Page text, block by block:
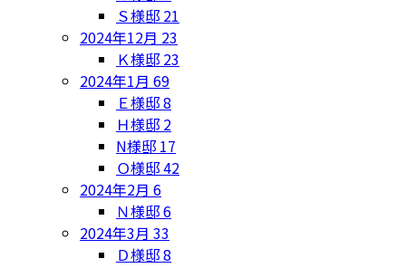
Ｓ様邸 21
2024年12月 23
Ｋ様邸 23
2024年1月 69
Ｅ様邸8
Ｈ様邸 2
N様邸 17
Ｏ様邸42
2024年2月 6
Ｎ様邸6
2024年3月 33
Ｄ様邸8